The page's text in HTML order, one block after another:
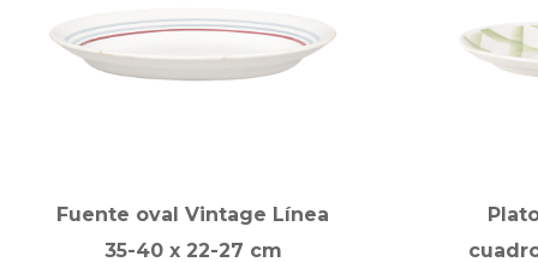
Fuente oval Vintage Línea
35-40 x 22-27 cm